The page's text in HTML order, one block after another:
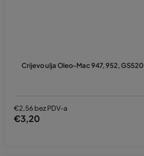
Crijevo ulja Oleo-Mac 947, 952,
€2,56 bez PDV-a
€3,20